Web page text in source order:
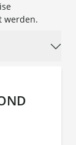
werden.